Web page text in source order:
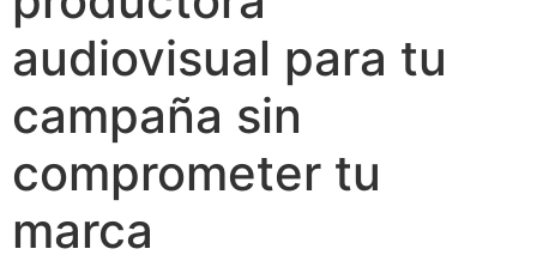
audiovisual para tu
campaña sin
comprometer tu
marca